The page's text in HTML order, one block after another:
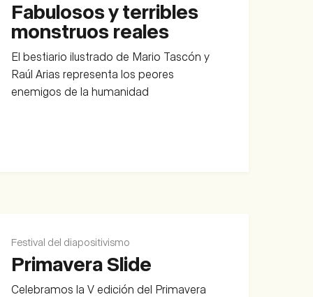
Fabulosos y terribles
monstruos reales
El bestiario ilustrado de Mario Tascón y
Raúl Arias representa los peores
enemigos de la humanidad
Festival del diapositivismo
Primavera Slide
Celebramos la V edición del Primavera